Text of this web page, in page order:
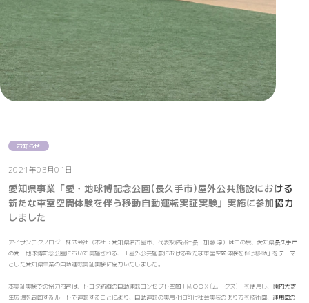
お知らせ
2021年03月01日
愛知県事業「愛・地球博記念公園(長久手市)屋外公共施設における
新たな車室空間体験を伴う移動自動運転実証実験」実施に参加協力
しました
アイサンテクノロジー株式会社（本社：愛知県名古屋市、代表取締役社長：加藤 淳）はこの度、愛知県長久手市
の愛・地球博記念公園において実施される、「屋外公共施設における新たな車室空間体験を伴う移動」をテーマ
とした愛知県事業の自動運転実証実験に協力いたしました。
本実証実験での協力内容は、トヨタ紡織の自動運転コンセプト空間「ＭＯＯＸ(ムークス)」を使用し、園内大芝
生広場を周回するルートで運転することにより、自動運転の実用化に向け社会実装のあり方を技術面、運用面の